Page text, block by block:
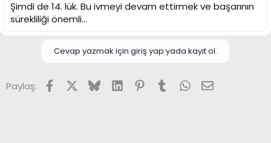
Şimdi de 14. lük. Bu ivmeyi devam ettirmek ve başarının
sürekliliği önemli...
Cevap yazmak için giriş yap yada kayıt ol.
Paylaş: FacebookX (Twitter)
BlueskyLinkedInPinterest
TumblrWhatsApp
E-posta